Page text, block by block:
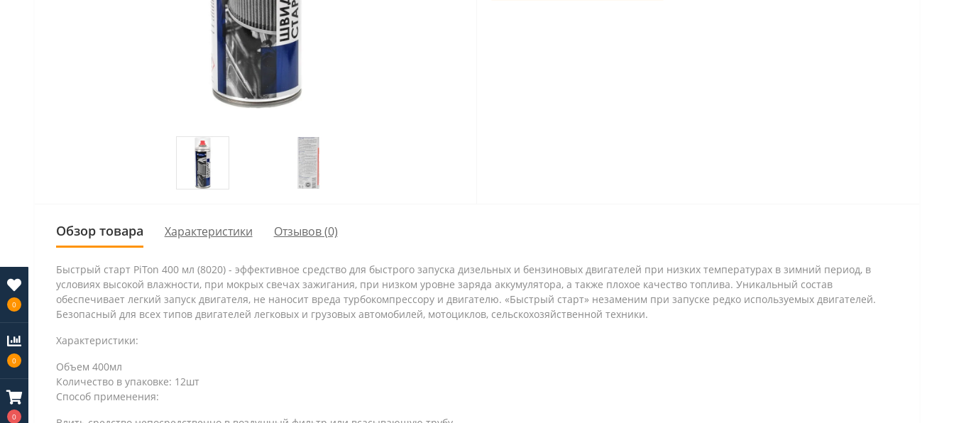
0
0
0
Обзор товара Характеристики Отзывов (0)
Быстрый старт PiTon 400 мл (8020) - эффективное средство для быстрого запуска дизельных и бензиновых двигателей при низких температурах в зимний период, в
условиях высокой влажности, при мокрых свечах зажигания, при низком уровне заряда аккумулятора, а также плохое качество топлива. Уникальный состав
обеспечивает легкий запуск двигателя, не наносит вреда турбокомпрессору и двигателю. «Быстрый старт» незаменим при запуске редко используемых двигателей.
Безопасный для всех типов двигателей легковых и грузовых автомобилей, мотоциклов, сельскохозяйственной техники.
Характеристики:
Объем 400мл
Количество в упаковке: 12шт
Способ применения: